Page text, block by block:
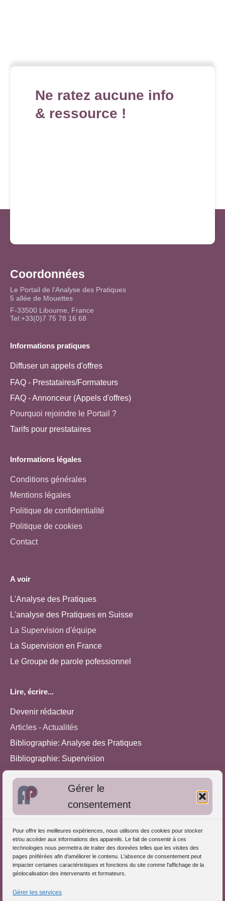
Gérer le
consentement
Pour offrir les meilleures expériences, nous utilisons des cookies pour stocker
et/ou accéder aux informations des appareils. Le fait de consentir à ces
technologies nous permettra de traiter des données telles que les visites des
pages préférées afin d'améliorer le contenu. L'absence de consentement peut
impacter certaines caractéristiques et fonctions du site comme l'affichage de la
géolocalisation des intervenants et formateurs.
Gérer les services
Ne ratez aucune info
& ressource !
Coordonnées
Le Portail de l'Analyse des Pratiques
5 allée de Mouettes
F-33500 Libourne, France
Tel:+33(0)7 75 78 16 68
Informations pratiques
Diffuser un appels d'offres
FAQ - Prestataires/Formateurs
FAQ - Annonceur (Appels d'offres)
Pourquoi rejoindre le Portail ?
Tarifs pour prestataires
Informations légales
Conditions générales
Mentions légales
Politique de confidentialité
Politique de cookies
Contact
A voir
L'Analyse des Pratiques
L'analyse des Pratiques en Suisse
La Supervision d'équipe
La Supervision en France
Le Groupe de parole pofessionnel
Lire, écrire...
Devenir rédacteur
Articles - Actualités
Bibliographie: Analyse des Pratiques
Bibliographie: Supervision
Approches de l'Analyse des pratiques
S'inscrire dans l'Annuaire
Publiez vos formations
Charte déontologique